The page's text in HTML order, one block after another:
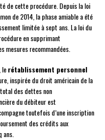
de cette procédure. Depuis la loi
de 2014, la phase amiable a été
limitée à sept ans. La loi du
en supprimant
mesures recommandées.
lerétablissement personnel
inspirée du droit américain de la
des dettes non
du débiteur est
toutefois d’une inscription
des crédits aux
ans.